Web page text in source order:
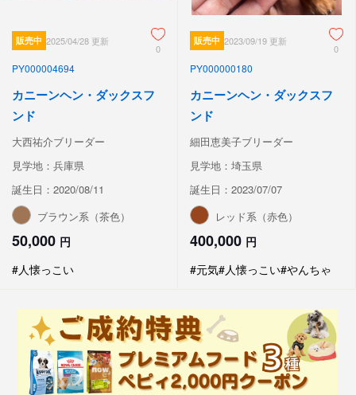
販売中 2025/04/28 更新
0
PY000004694
カニーンヘン・ダックスフ
ンド
大西祐介ブリーダー
見学地：兵庫県
誕生日：2020/08/11
ブラウン系（茶色）
50,000 円
#人懐っこい
販売中 2023/09/19 更新
0
PY000000180
カニーンヘン・ダックスフ
ンド
細田恵美子ブリーダー
見学地：埼玉県
誕生日：2023/07/07
レッド系（赤色）
400,000 円
#元気#人懐っこい#やんちゃ